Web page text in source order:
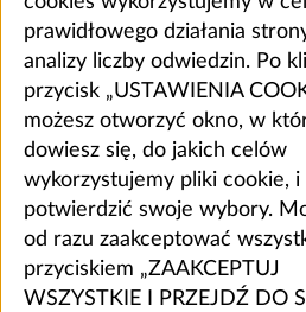
prawidłowego działania
analizy liczby odwiedzin. Po
przycisk „USTAWIENIA
możesz otworzyć okno, w
dowiesz się, do jakich celów
wykorzystujemy pliki cookie, i
potwierdzić swoje wybory.
od razu zaakceptować
przyciskiem „ZAAKCEPTUJ
WSZYSTKIE I PRZEJDŹ DO